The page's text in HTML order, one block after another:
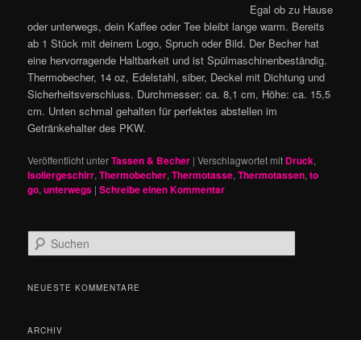
Egal ob zu Hause
oder unterwegs, dein Kaffee oder Tee bleibt lange warm. Bereits
ab 1 Stück mit deinem Logo, Spruch oder Bild. Der Becher hat
eine hervorragende Haltbarkeit und ist Spülmaschinenbeständig.
Thermobecher, 14 oz, Edelstahl, siber, Deckel mit Dichtung und
Sicherheitsverschluss. Durchmesser: ca. 8,1 cm, Höhe: ca. 15,5
cm. Unten schmal gehalten für perfektes abstellen im
Getränkehalter des PKW.
Veröffentlicht unterTassen & Becher |Verschlagwortet mit Druck,
Isoliergeschirr,Thermobecher,Thermotasse,Thermotassen,to
go,unterwegs |Schreibe einen Kommentar
u
h
NEUESTE KOMMENTARE
ARCHIV